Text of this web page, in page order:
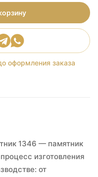
оформления заказа
1346 — памятник
изготовления
от